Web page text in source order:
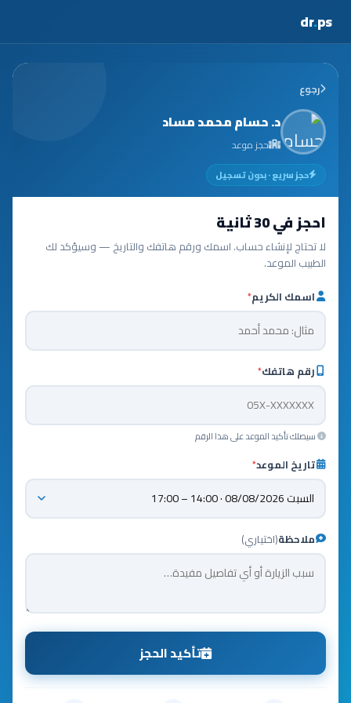
dr.ps
رجوع
د. حسام محمد مساد
حجز موعد
حجز سريع · بدون تسجيل
احجز في 30 ثانية
لا تحتاج لإنشاء حساب. اسمك ورقم هاتفك والتاريخ — وسيؤكد لك
الطبيب الموعد.
اسمك الكريم*
رقم هاتفك*
سيصلك تأكيد الموعد على هذا الرقم
تاريخ الموعد*
ملاحظة(اختياري)
تأكيد الحجز